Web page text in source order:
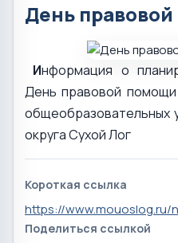
День
Информация о
День правовой
общеобразовательных
округа Сухой Лог
Короткая ссылка
https://www.mouoslog.ru/
Поделиться ссылкой